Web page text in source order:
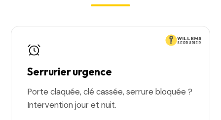
WILLEMS
SERRURIER
Serrurier urgence
Porte claquée, clé cassée, serrure bloquée ?
Intervention jour et nuit.